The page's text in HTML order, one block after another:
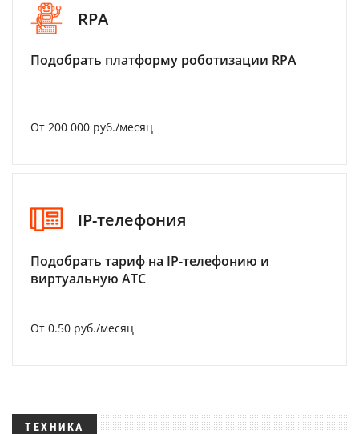
RPA
Подобрать платформу роботизации RPA
От 200 000 руб./месяц
IP-телефония
Подобрать тариф на IP-телефонию и
виртуальную АТС
От 0.50 руб./месяц
ТЕХНИКА